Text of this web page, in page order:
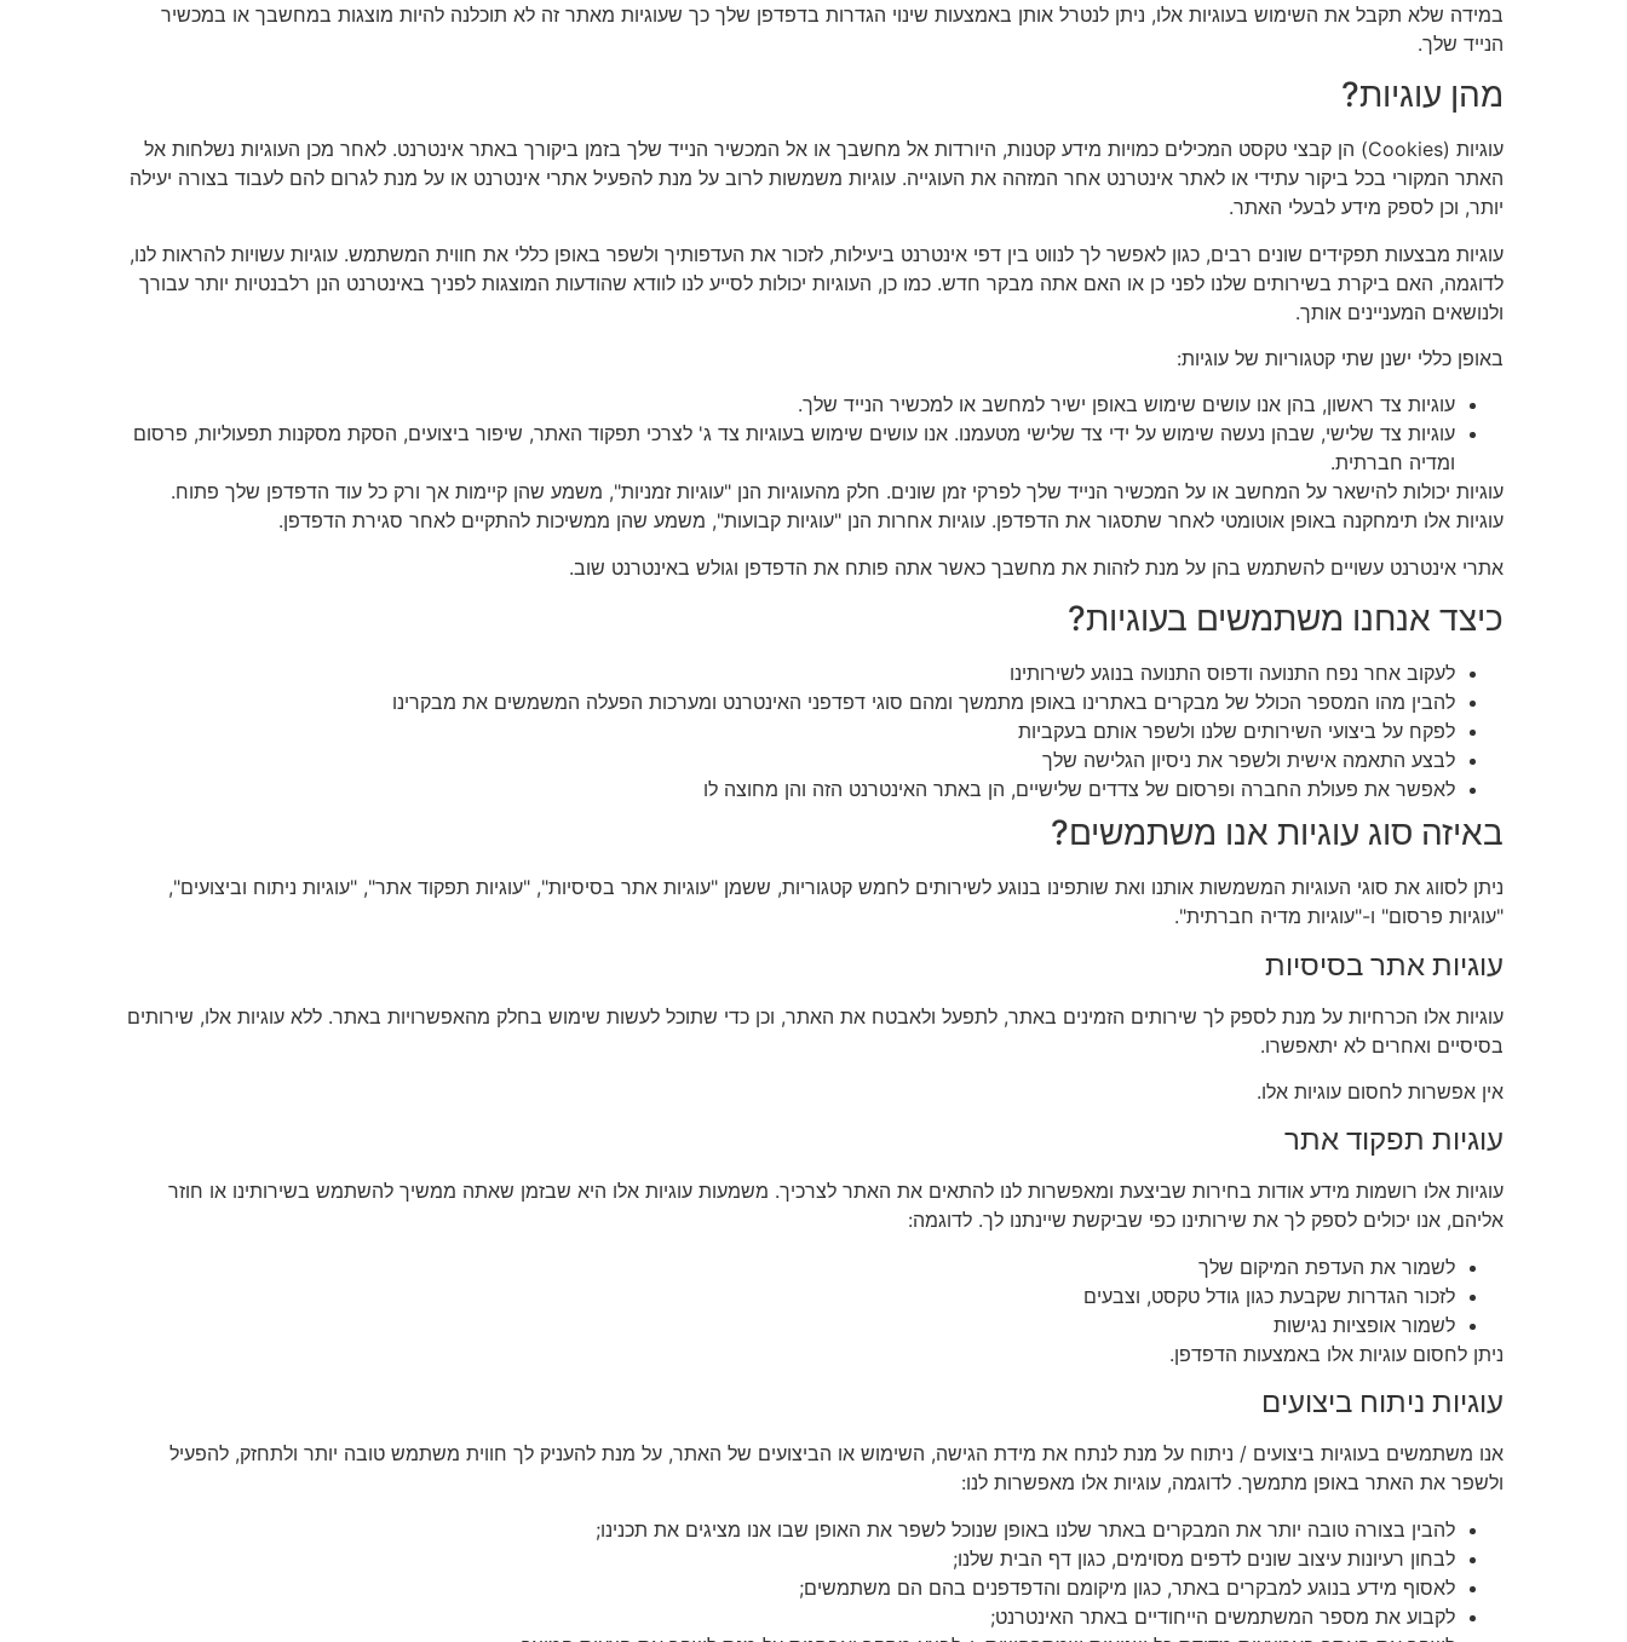
במידה שלא תקבל את השימוש בעוגיות אלו, ניתן לנטרל אותן באמצעות שינוי הגדרות בדפדפן שלך כך שעוגיות מאתר זה לא תוכלנה להיות מוצגות במחשבך או במכשיר
הנייד שלך.
מהן עוגיות?
עוגיות (Cookies) הן קבצי טקסט המכילים כמויות מידע קטנות, היורדות אל מחשבך או אל המכשיר הנייד שלך בזמן ביקורך באתר אינטרנט. לאחר מכן העוגיות נשלחות אל
האתר המקורי בכל ביקור עתידי או לאתר אינטרנט אחר המזהה את העוגייה. עוגיות משמשות לרוב על מנת להפעיל אתרי אינטרנט או על מנת לגרום להם לעבוד בצורה יעילה
יותר, וכן לספק מידע לבעלי האתר.
עוגיות מבצעות תפקידים שונים רבים, כגון לאפשר לך לנווט בין דפי אינטרנט ביעילות, לזכור את העדפותיך ולשפר באופן כללי את חווית המשתמש. עוגיות עשויות להראות לנו,
לדוגמה, האם ביקרת בשירותים שלנו לפני כן או האם אתה מבקר חדש. כמו כן, העוגיות יכולות לסייע לנו לוודא שהודעות המוצגות לפניך באינטרנט הנן רלבנטיות יותר עבורך
ולנושאים המעניינים אותך.
באופן כללי ישנן שתי קטגוריות של עוגיות:
עוגיות צד ראשון, בהן אנו עושים שימוש באופן ישיר למחשב או למכשיר הנייד שלך.
עוגיות צד שלישי, שבהן נעשה שימוש על ידי צד שלישי מטעמנו. אנו עושים שימוש בעוגיות צד ג' לצרכי תפקוד האתר, שיפור ביצועים, הסקת מסקנות תפעוליות, פרסום
ומדיה חברתית.
עוגיות יכולות להישאר על המחשב או על המכשיר הנייד שלך לפרקי זמן שונים. חלק מהעוגיות הנן "עוגיות זמניות", משמע שהן קיימות אך ורק כל עוד הדפדפן שלך פתוח.
עוגיות אלו תימחקנה באופן אוטומטי לאחר שתסגור את הדפדפן. עוגיות אחרות הנן "עוגיות קבועות", משמע שהן ממשיכות להתקיים לאחר סגירת הדפדפן.
אתרי אינטרנט עשויים להשתמש בהן על מנת לזהות את מחשבך כאשר אתה פותח את הדפדפן וגולש באינטרנט שוב.
כיצד אנחנו משתמשים בעוגיות?
לעקוב אחר נפח התנועה ודפוס התנועה בנוגע לשירותינו
להבין מהו המספר הכולל של מבקרים באתרינו באופן מתמשך ומהם סוגי דפדפני האינטרנט ומערכות הפעלה המשמשים את מבקרינו
לפקח על ביצועי השירותים שלנו ולשפר אותם בעקביות
לבצע התאמה אישית ולשפר את ניסיון הגלישה שלך
לאפשר את פעולת החברה ופרסום של צדדים שלישיים, הן באתר האינטרנט הזה והן מחוצה לו
באיזה סוג עוגיות אנו משתמשים?
ניתן לסווג את סוגי העוגיות המשמשות אותנו ואת שותפינו בנוגע לשירותים לחמש קטגוריות, ששמן "עוגיות אתר בסיסיות", "עוגיות תפקוד אתר", "עוגיות ניתוח וביצועים",
"עוגיות פרסום" ו-"עוגיות מדיה חברתית".
עוגיות אתר בסיסיות
עוגיות אלו הכרחיות על מנת לספק לך שירותים הזמינים באתר, לתפעל ולאבטח את האתר, וכן כדי שתוכל לעשות שימוש בחלק מהאפשרויות באתר. ללא עוגיות אלו, שירותים
בסיסיים ואחרים לא יתאפשרו.
אין אפשרות לחסום עוגיות אלו.
עוגיות תפקוד אתר
עוגיות אלו רושמות מידע אודות בחירות שביצעת ומאפשרות לנו להתאים את האתר לצרכיך. משמעות עוגיות אלו היא שבזמן שאתה ממשיך להשתמש בשירותינו או חוזר
אליהם, אנו יכולים לספק לך את שירותינו כפי שביקשת שיינתנו לך. לדוגמה:
לשמור את העדפת המיקום שלך
לזכור הגדרות שקבעת כגון גודל טקסט, וצבעים
לשמור אופציות נגישות
ניתן לחסום עוגיות אלו באמצעות הדפדפן.
עוגיות ניתוח ביצועים
אנו משתמשים בעוגיות ביצועים / ניתוח על מנת לנתח את מידת הגישה, השימוש או הביצועים של האתר, על מנת להעניק לך חווית משתמש טובה יותר ולתחזק, להפעיל
ולשפר את האתר באופן מתמשך. לדוגמה, עוגיות אלו מאפשרות לנו:
להבין בצורה טובה יותר את המבקרים באתר שלנו באופן שנוכל לשפר את האופן שבו אנו מציגים את תכנינו;
לבחון רעיונות עיצוב שונים לדפים מסוימים, כגון דף הבית שלנו;
לאסוף מידע בנוגע למבקרים באתר, כגון מיקומם והדפדפנים בהם הם משתמשים;
לקבוע את מספר המשתמשים הייחודיים באתר האינטרנט;